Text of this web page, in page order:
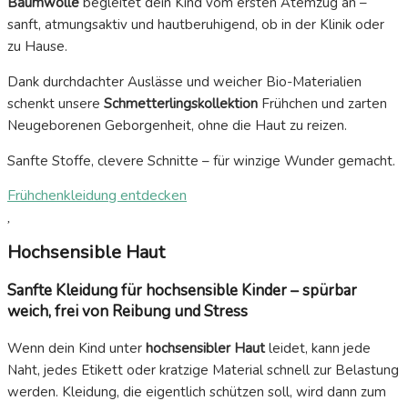
sanft, atmungsaktiv und hautberuhigend, ob in der Klinik oder
zu Hause.
Dank durchdachter Auslässe und weicher Bio-Materialien
schenkt unsere Schmetterlingskollektion Frühchen und zarten
Neugeborenen Geborgenheit, ohne die Haut zu reizen.
Sanfte Stoffe, clevere Schnitte – für winzige Wunder gemacht.
Frühchenkleidung entdecken
Hochsensible Haut
Sanfte Kleidung für hochsensible Kinder – spürbar
weich, frei von Reibung und Stress
Wenn dein Kind unter hochsensibler Hautleidet, kann jede
Naht, jedes Etikett oder kratzige Material schnell zur Belastung
werden. Kleidung, die eigentlich schützen soll, wird dann zum